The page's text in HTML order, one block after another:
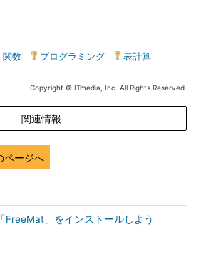
関数 プログラミング 表計算
Copyright © ITmedia, Inc. All Rights Reserved.
関連情報
ページへ
FreeMat」をインストールしよう